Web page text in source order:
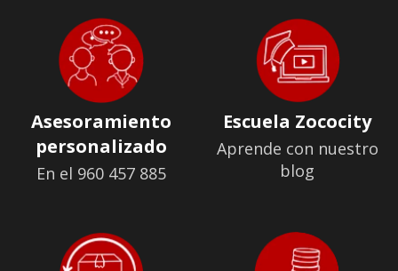
Asesoramiento
personalizado
En el 960 457 885
Escuela Zococity
Aprende con nuestro
blog